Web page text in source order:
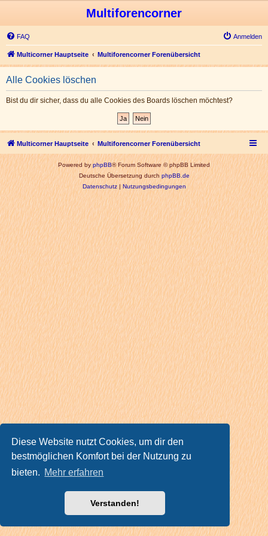
Diese Website nutzt Cookies, um dir den
bestmöglichen Komfort bei der Nutzung zu
bieten. Mehr erfahren
Verstanden!
Multiforencorner
FAQ Anmelden
Multicorner Hauptseite Multiforencorner Forenübersicht
Alle Cookies löschen
Bist du dir sicher, dass du alle Cookies des Boards löschen möchtest?
Multicorner Hauptseite Multiforencorner Forenübersicht
Powered byphpBB® Forum Software © phpBB Limited
Deutsche Übersetzung durchphpBB.de
Datenschutz|Nutzungsbedingungen